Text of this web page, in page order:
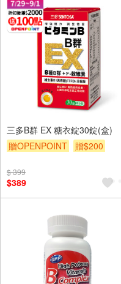
三多B群 EX 糖衣錠30錠(盒)
贈OPENPOINT
贈$200
$ 399
$389